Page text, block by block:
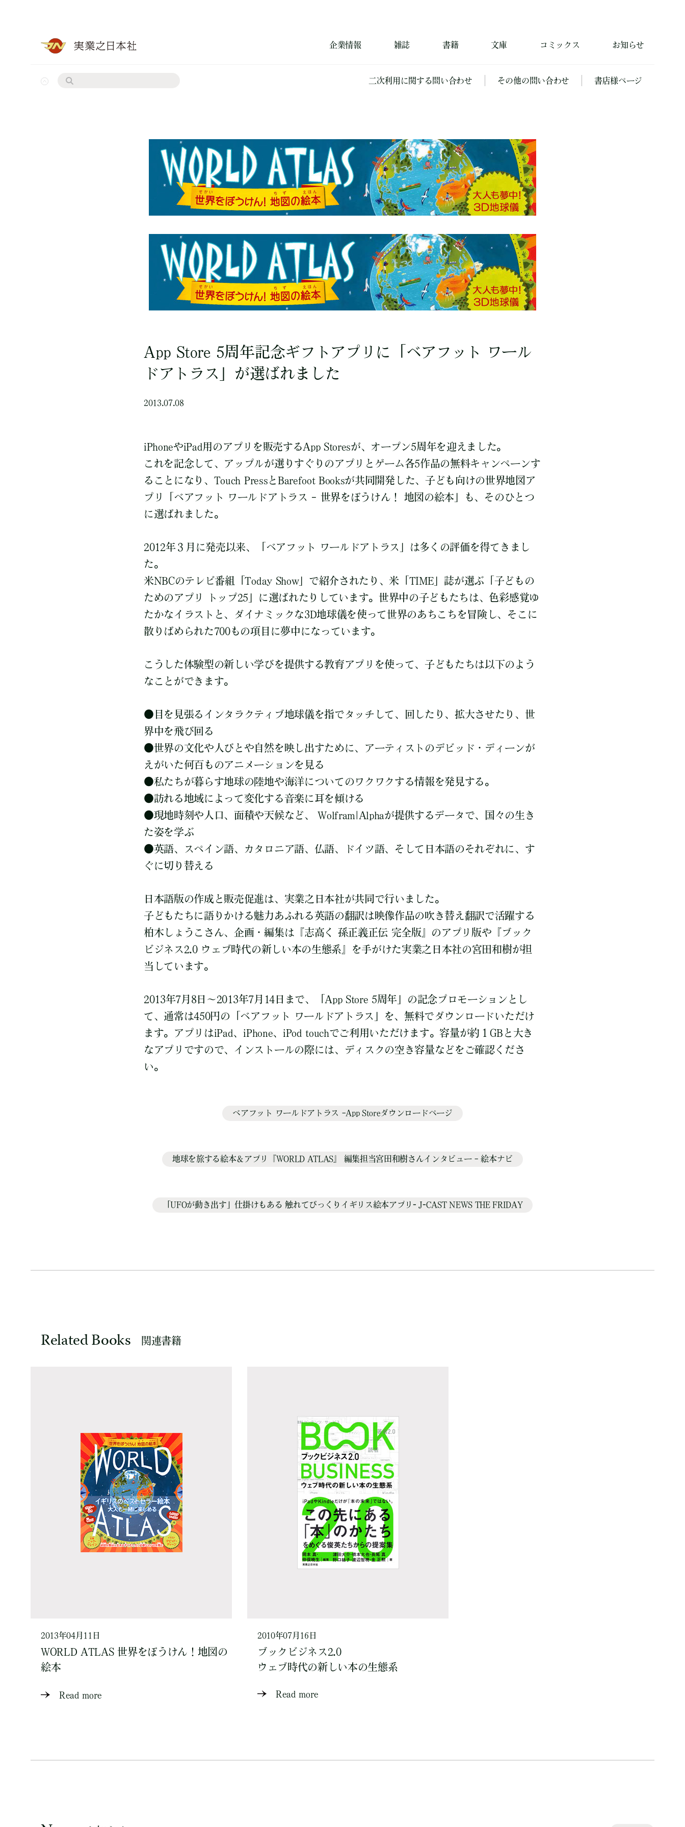
企業情報 雑誌 書籍 文庫 コミックス お知らせ
二次利用に関する問い合わせ その他の問い合わせ 書店様ページ
App Store 5周年記念ギフトアプリに「ベアフット ワール
ドアトラス」が選ばれました
2013.07.08
iPhoneやiPad用のアプリを販売するApp Storesが、オープン5周年を迎えました。
これを記念して、アップルが選りすぐりのアプリとゲーム各5作品の無料キャンペーンす
ることになり、Touch PressとBarefoot Booksが共同開発した、子ども向けの世界地図ア
プリ「ベアフット ワールドアトラス – 世界をぼうけん！ 地図の絵本」も、そのひとつ
に選ばれました。
2012年３月に発売以来、「ベアフット ワールドアトラス」は多くの評価を得てきまし
た。
米NBCのテレビ番組「Today Show」で紹介されたり、米「TIME」誌が選ぶ「子どもの
ためのアプリ トップ25」に選ばれたりしています。世界中の子どもたちは、色彩感覚ゆ
たかなイラストと、ダイナミックな3D地球儀を使って世界のあちこちを冒険し、そこに
散りばめられた700もの項目に夢中になっています。
こうした体験型の新しい学びを提供する教育アプリを使って、子どもたちは以下のよう
なことができます。
● 目を見張るインタラクティブ地球儀を指でタッチして、回したり、拡大させたり、世
界中を飛び回る
●世界の文化や人びとや自然を映し出すために、アーティストのデビッド・ディーンが
えがいた何百ものアニメーションを見る
●私たちが暮らす地球の陸地や海洋についてのワクワクする情報を発見する。
●訪れる地域によって変化する音楽に耳を傾ける
●現地時刻や人口、面積や天候など、 Wolfram|Alphaが提供するデータで、国々の生き
た姿を学ぶ
●英語、スペイン語、カタロニア語、仏語、ドイツ語、そして日本語のそれぞれに、す
ぐに切り替える
日本語版の作成と販売促進は、実業之日本社が共同で行いました。
子どもたちに語りかける魅力あふれる英語の翻訳は映像作品の吹き替え翻訳で活躍する
柏木しょうこさん、企画・編集は『志高く 孫正義正伝 完全版』のアプリ版や『ブック
ビジネス2.0 ウェブ時代の新しい本の生態系』を手がけた実業之日本社の宮田和樹が担
当しています。
2013年7月8日～2013年7月14日まで、「App Store 5周年」の記念プロモーションとし
て、通常は450円の「ベアフット ワールドアトラス」を、無料でダウンロードいただけ
ます。アプリはiPad、iPhone、iPod touchでご利用いただけます。容量が約１GBと大き
なアプリですので、インストールの際には、ディスクの空き容量などをご確認くださ
い。
ベアフット ワールドアトラス –App Storeダウンロードページ
地球を旅する絵本＆アプリ『WORLD ATLAS』 編集担当宮田和樹さんインタビュー – 絵本ナビ
「UFOが動き出す」仕掛けもある 触れてびっくりイギリス絵本アプリ- J-CAST NEWS THE FRIDAY
Related Books 関連書籍
2013年04月11日
WORLD ATLAS 世界をぼうけん！地図の
絵本
Read more
2010年07月16日
ブックビジネス2.0
ウェブ時代の新しい本の生態系
Read more